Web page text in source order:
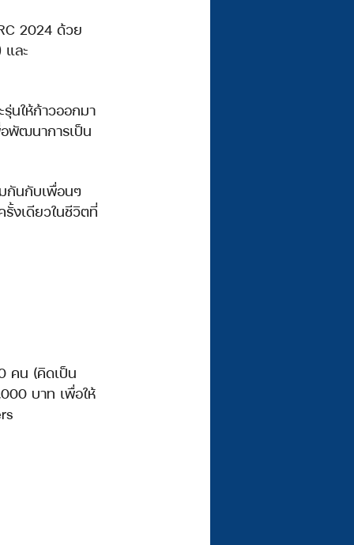
2024 ด้วย
และ
นให้ก้าวออกมา
อพัฒนาการเป็น
กันกับเพื่อนๆ
งเดียวในชีวิตที่
คน (คิดเป็น
บาท เพื่อให้